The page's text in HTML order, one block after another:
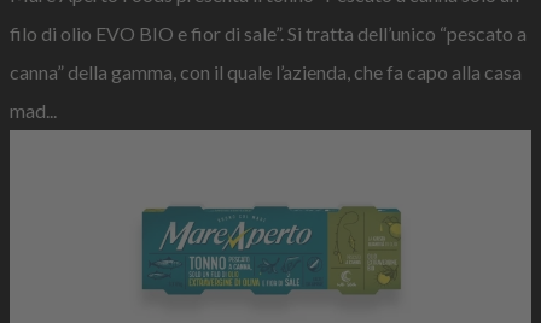
filo di olio EVO BIO e fior di sale”. Si tratta dell’unico “pescato a
canna” della gamma, con il quale l’azienda, che fa capo alla casa
mad...